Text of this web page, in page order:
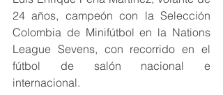
24 años, campeón con la Selección
Colombia de Minifútbol en la Nations
League Sevens, con recorrido en el
fútbol de salón nacional e
internacional.